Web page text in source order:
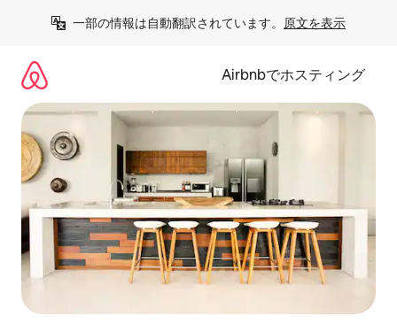
一部の情報は自動翻訳されています。 原文を表示
Airbnbでホスティング